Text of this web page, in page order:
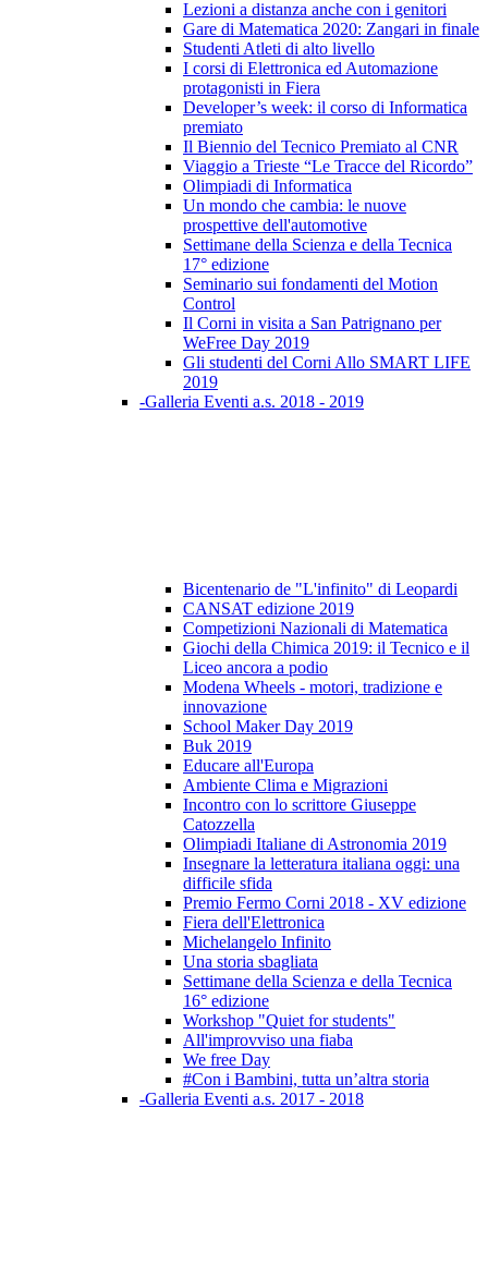
Lezioni a distanza anche con i genitori
Gare di Matematica 2020: Zangari in finale
Studenti Atleti di alto livello
I corsi di Elettronica ed Automazione
protagonisti in Fiera
Developer’s week: il corso di Informatica
premiato
Il Biennio del Tecnico Premiato al CNR
Viaggio a Trieste “Le Tracce del Ricordo”
Olimpiadi di Informatica
Un mondo che cambia: le nuove
prospettive dell'automotive
Settimane della Scienza e della Tecnica
17° edizione
Seminario sui fondamenti del Motion
Control
Il Corni in visita a San Patrignano per
WeFree Day 2019
Gli studenti del Corni Allo SMART LIFE
2019
-Galleria Eventi a.s. 2018 - 2019
Bicentenario de "L'infinito" di Leopardi
CANSAT edizione 2019
Competizioni Nazionali di Matematica
Giochi della Chimica 2019: il Tecnico e il
Liceo ancora a podio
Modena Wheels - motori, tradizione e
innovazione
School Maker Day 2019
Buk 2019
Educare all'Europa
Ambiente Clima e Migrazioni
Incontro con lo scrittore Giuseppe
Catozzella
Olimpiadi Italiane di Astronomia 2019
Insegnare la letteratura italiana oggi: una
difficile sfida
Premio Fermo Corni 2018 - XV edizione
Fiera dell'Elettronica
Michelangelo Infinito
Una storia sbagliata
Settimane della Scienza e della Tecnica
16° edizione
Workshop "Quiet for students"
All'improvviso una fiaba
We free Day
#Con i Bambini, tutta un’altra storia
-Galleria Eventi a.s. 2017 - 2018